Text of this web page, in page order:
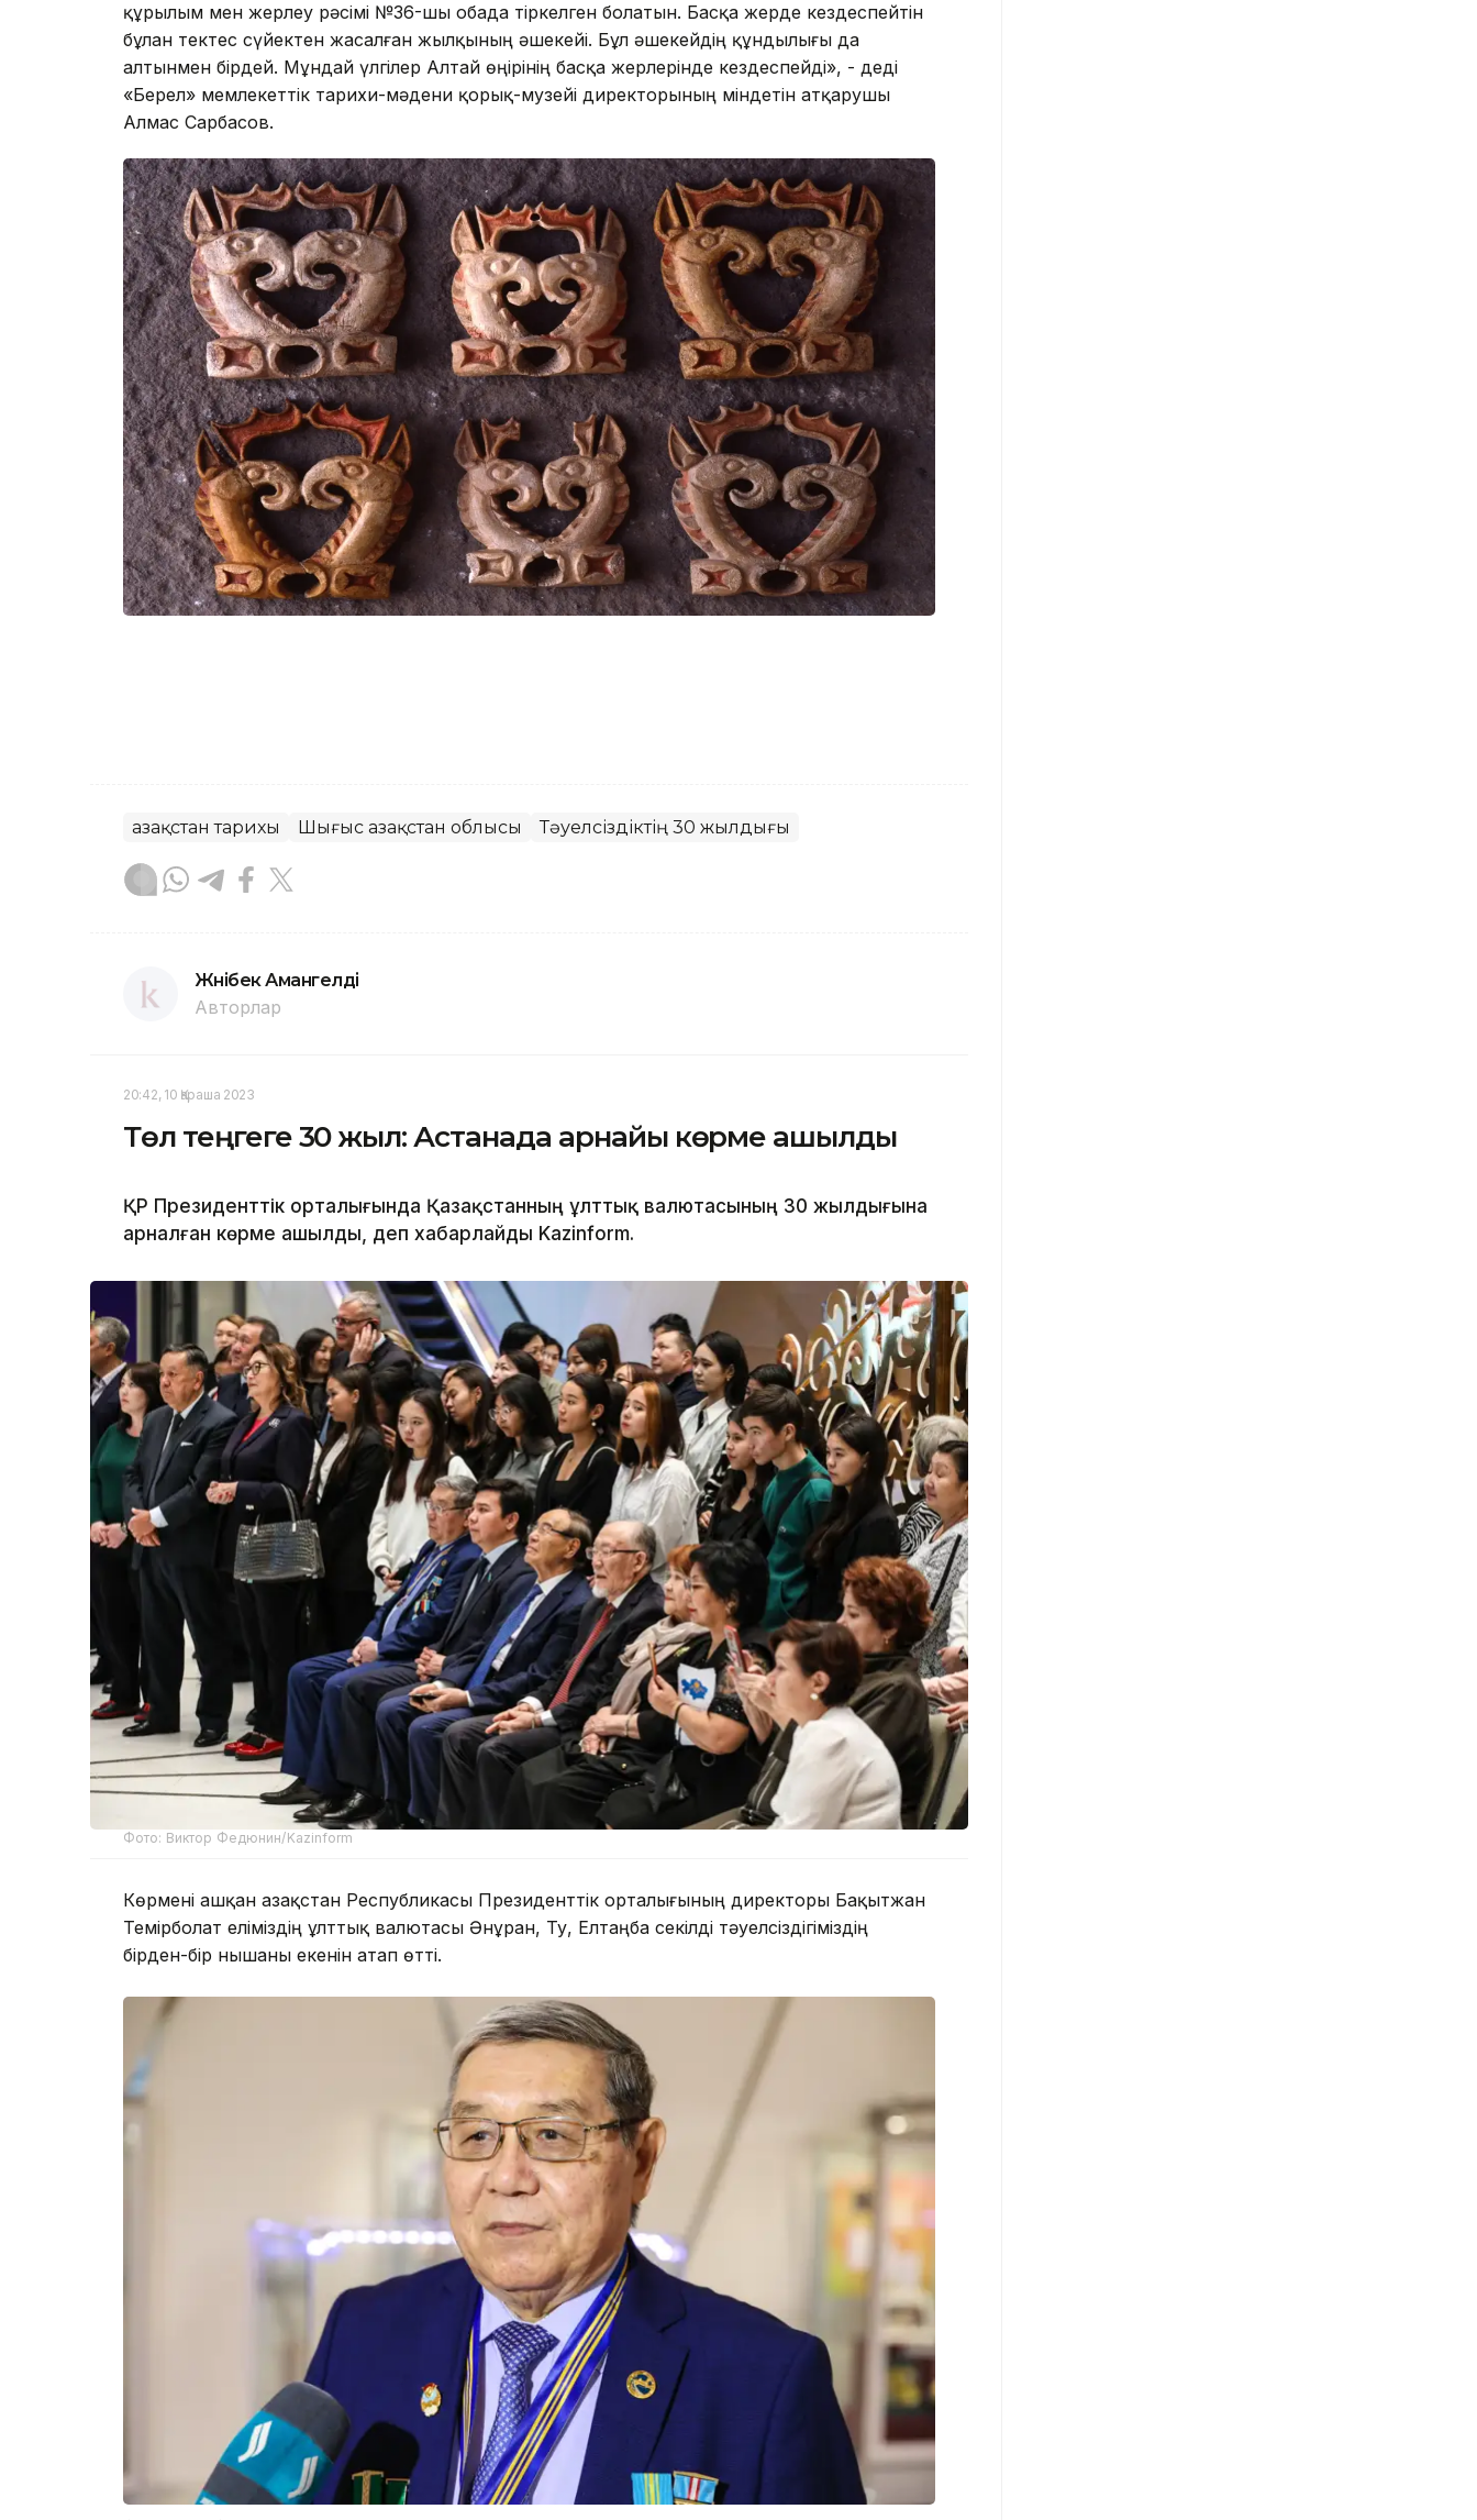
құрылым мен жерлеу рәсімі №36-шы обада тіркелген болатын. Басқа жерде кездеспейтін
бұлан тектес сүйектен жасалған жылқының әшекейі. Бұл әшекейдің құндылығы да
алтынмен бірдей. Мұндай үлгілер Алтай өңірінің басқа жерлерінде кездеспейді», - деді
«Берел» мемлекеттік тарихи-мәдени қорық-музейі директорының міндетін атқарушы
Алмас Сарбасов.
Қазақстан тарихы Шығыс Қазақстан облысы Тәуелсіздіктің 30 жылдығы
Жәнібек Амангелді
Авторлар
20:42, 10 Қараша 2023
Төл теңгеге 30 жыл: Астанада арнайы көрме ашылды
ҚР Президенттік орталығында Қазақстанның ұлттық валютасының 30 жылдығына
арналған көрме ашылды, деп хабарлайды Kazinform.
Фото: Виктор Федюнин/Kazinform
Көрмені ашқан Қазақстан Республикасы Президенттік орталығының директоры Бақытжан
Темірболат еліміздің ұлттық валютасы Әнұран, Ту, Елтаңба секілді тәуелсіздігіміздің
бірден-бір нышаны екенін атап өтті.